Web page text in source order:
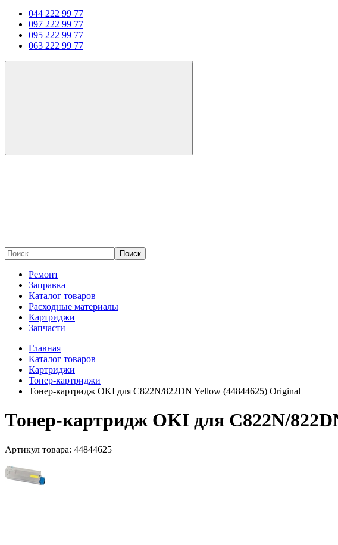
044 222 99 77
097 222 99 77
095 222 99 77
063 222 99 77
Поиск
Ремонт
Заправка
Каталог товаров
Расходные материалы
Картриджи
Запчасти
Главная
Каталог товаров
Картриджи
Тонер-картриджи
Тонер-картридж OKI для C822N/822DN Yellow (44844625) Original
Тонер-картридж OKI для C822N/
Артикул товара: 44844625